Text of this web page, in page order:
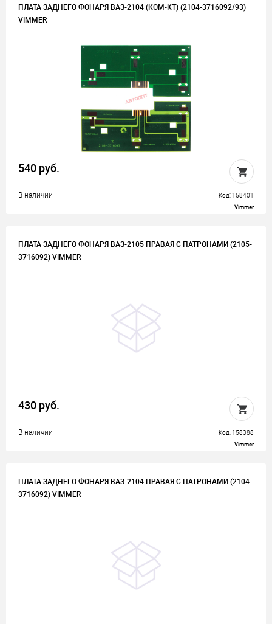
ПЛАТА ЗАДНЕГО ФОНАРЯ ВАЗ-2104 (КОМ-КТ) (2104-3716092/93)
VIMMER
540 руб.
В наличии Код: 158401
Vimmer
ПЛАТА ЗАДНЕГО ФОНАРЯ ВАЗ-2105 ПРАВАЯ С ПАТРОНАМИ (2105-
3716092) VIMMER
430 руб.
В наличии Код: 158388
Vimmer
ПЛАТА ЗАДНЕГО ФОНАРЯ ВАЗ-2104 ПРАВАЯ С ПАТРОНАМИ (2104-
3716092) VIMMER